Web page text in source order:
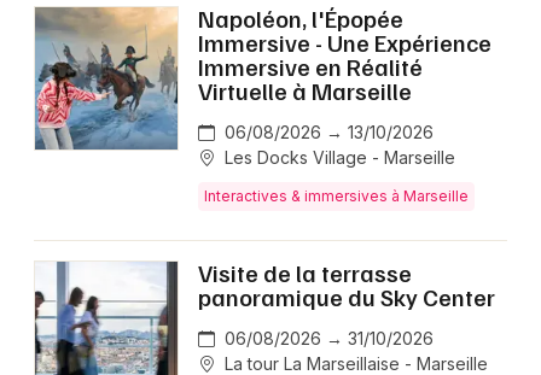
Napoléon, l'Épopée
Immersive - Une Expérience
Immersive en Réalité
Virtuelle à Marseille
06/08/2026 → 13/10/2026
Les Docks Village - Marseille
Interactives & immersives à Marseille
Visite de la terrasse
panoramique du Sky Center
06/08/2026 → 31/10/2026
La tour La Marseillaise - Marseille